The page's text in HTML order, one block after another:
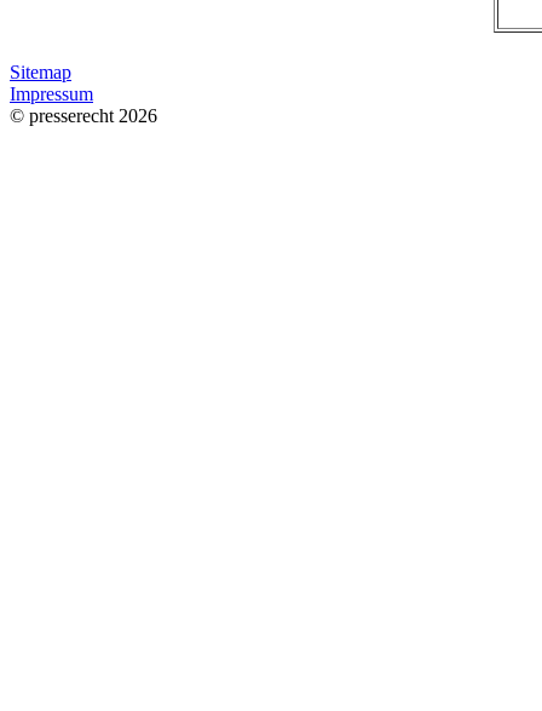
Sitemap
Impressum
© presserecht 2026